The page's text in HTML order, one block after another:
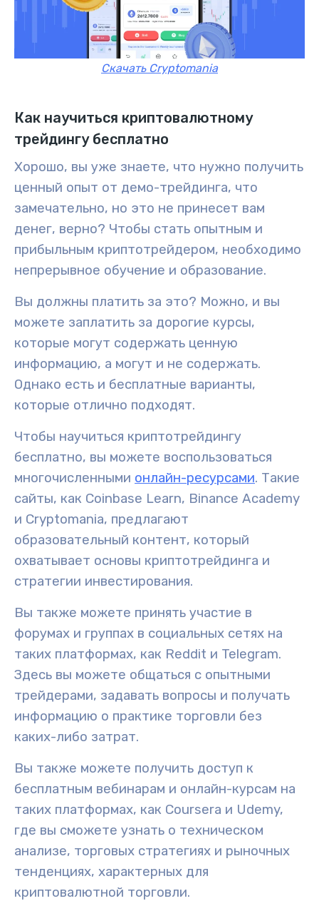
Скачать Cryptomania
Как научиться криптовалютному
трейдингу бесплатно
Хорошо, вы уже знаете, что нужно получить
ценный опыт от демо-трейдинга, что
замечательно, но это не принесет вам
денег, верно? Чтобы стать опытным и
прибыльным криптотрейдером, необходимо
непрерывное обучение и образование.
Вы должны платить за это? Можно, и вы
можете заплатить за дорогие курсы,
которые могут содержать ценную
информацию, а могут и не содержать.
Однако есть и бесплатные варианты,
которые отлично подходят.
Чтобы научиться криптотрейдингу
бесплатно, вы можете воспользоваться
многочисленными онлайн-ресурсами. Такие
сайты, как Coinbase Learn, Binance Academy
и Cryptomania, предлагают
образовательный контент, который
охватывает основы криптотрейдинга и
стратегии инвестирования.
Вы также можете принять участие в
форумах и группах в социальных сетях на
таких платформах, как Reddit и Telegram.
Здесь вы можете общаться с опытными
трейдерами, задавать вопросы и получать
информацию о практике торговли без
каких-либо затрат.
Вы также можете получить доступ к
бесплатным вебинарам и онлайн-курсам на
таких платформах, как Coursera и Udemy,
где вы сможете узнать о техническом
анализе, торговых стратегиях и рыночных
тенденциях, характерных для
криптовалютной торговли.